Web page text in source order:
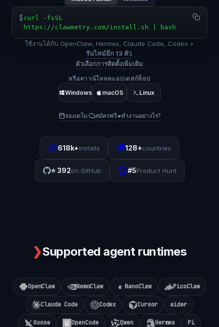
$ curl -fsSL
https://clawmetry.com/install.sh | bash
ใช้งานได้กับ OpenClaw, Hermes, Claude Code, Codex +
รันไทม์อีก 13 ตัว.
ตัวเลือกการติดตั้งเพิ่มเติม
หรือดาวน์โหลดแอปเดสก์ท็อป
Windows
macOS Linux
จองเดโม· สมัครฟรี·▸ทำงานอย่างไร?
📦618k+installs 🌍128+countries
⭐392on GitHub 🏆#5Product Hunt
❯Supported agent runtimes
OpenClaw NemoClaw NanoClaw PicoClaw
Claude Code Codex Cursor aider
Goose OpenCode Qwen Hermes Pi